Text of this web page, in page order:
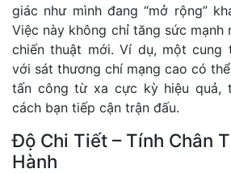
giác như mình đang “mở rộng”
Việc này không chỉ tăng sức mạnh
chiến thuật mới. Ví dụ, một cung
với sát thương chí mạng cao có
tấn công từ xa cực kỳ hiệu quả,
cách bạn tiếp cận trận đấu.
Độ Chi Tiết – Tính Chân
Hành